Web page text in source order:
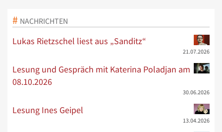
NACHRICHTEN
Lukas Rietzschel liest aus „Sanditz“
21.07.2026
Lesung und Gespräch mit Katerina Poladjan am
08.10.2026
30.06.2026
Lesung Ines Geipel
13.04.2026